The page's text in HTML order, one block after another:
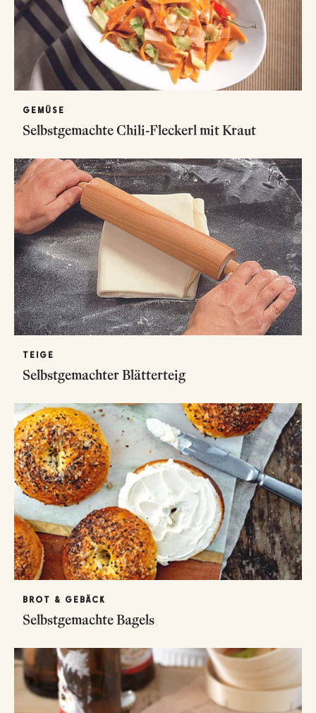
GEMÜSE
Selbstgemachte Chili-Fleckerl mit Kraut
TEIGE
Selbstgemachter Blätterteig
BROT & GEBÄCK
Selbstgemachte Bagels